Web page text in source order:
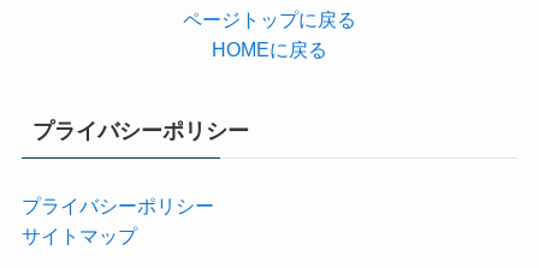
ページトップに戻る
HOMEに戻る
プライバシーポリシー
プライバシーポリシー
サイトマップ